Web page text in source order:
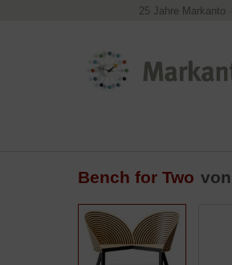
25 Jahre Markanto ·
Bench for Two von